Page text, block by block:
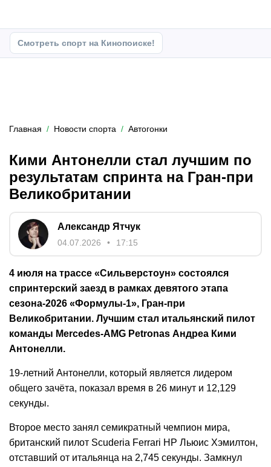
Смотреть спорт на Кинопоиске!
Главная Новости спорта Автогонки
Кими Антонелли стал лучшим по
результатам спринта на Гран-при
Великобритании
Александр Ятчук
04.07.2026 17:15
4 июля на трассе «Сильверстоун» состоялся
спринтерский заезд в рамках девятого этапа
сезона-2026 «Формулы-1», Гран-при
Великобритании. Лучшим стал итальянский пилот
команды Mercedes-AMG Petronas Андреа Кими
Антонелли.
19-летний Антонелли, который является лидером
общего зачёта, показал время в 26 минут и 12,129
секунды.
Второе место занял семикратный чемпион мира,
британский пилот Scuderia Ferrari HP Льюис Хэмилтон,
отставший от итальянца на 2,745 секунды. Замкнул